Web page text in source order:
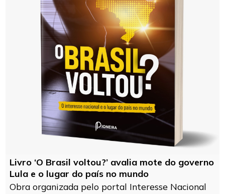
Livro ‘O Brasil voltou?’ avalia mote do governo
Lula e o lugar do país no mundo
Obra organizada pelo portal Interesse Nacional